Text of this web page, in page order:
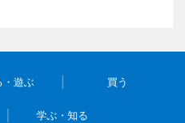
・遊ぶ 買う
学ぶ・知る